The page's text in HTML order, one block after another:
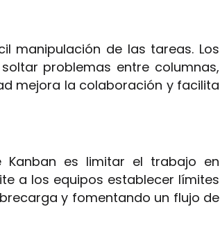
manipulación de las tareas. Los
problemas entre columnas,
mejora la colaboración y facilita
Kanban es limitar el trabajo en
a los equipos establecer límites
y fomentando un flujo de